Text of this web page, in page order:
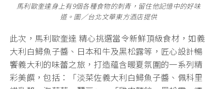
馬利歐奎達身上有9個各種食物的刺青，留住他記憶中的好味
道。圖∕台北文華東方酒店提供
此次，馬利歐奎達 精心挑選當令新鮮頂級食材，如義
大利白鱘魚子醬、日本和牛及黑松露等，匠心設計暢
饗義大利的味蕾之旅，打造蘊含暖夏氛圍的一系列精
彩美饌，包括：「淡菜佐義大利白鱘魚子醬、佩科里